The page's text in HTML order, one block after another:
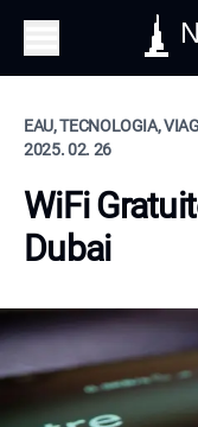
EAU, TECNOLOGIA,
2025. 02. 26
WiFi
Dubai